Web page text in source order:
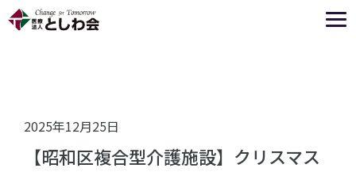
2025年12月25日
【昭和区複合型介護施設】クリスマス